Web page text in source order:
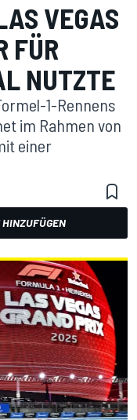
VEGAS
FÜR
NUTZTE
1-Rennens
im Rahmen von
einer